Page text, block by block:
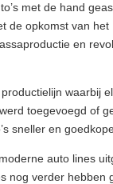
met de hand
de opkomst van
en
waarbij
toegevoegd of
sneller en
auto lines
nog verder hebben